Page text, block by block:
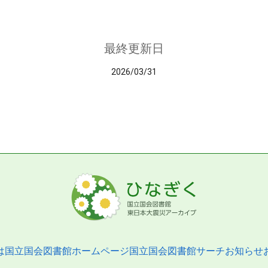
最終更新日
2026/03/31
国立国会図書館ホームページ国立国会図書館サーチお知らせ